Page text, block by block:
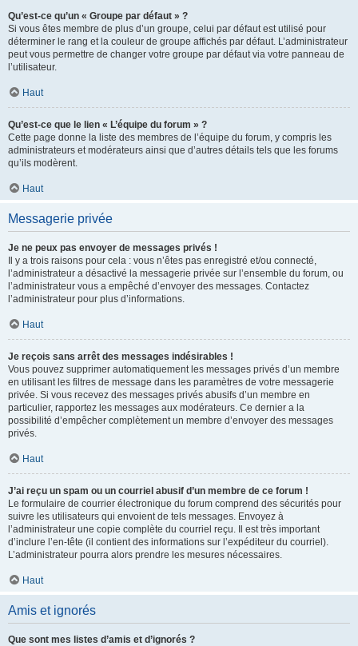
Qu’est-ce qu’un « Groupe par défaut » ?
Si vous êtes membre de plus d’un groupe, celui par défaut est utilisé pour
déterminer le rang et la couleur de groupe affichés par défaut. L’administrateur
peut vous permettre de changer votre groupe par défaut via votre panneau de
l’utilisateur.
Haut
Qu’est-ce que le lien « L’équipe du forum » ?
Cette page donne la liste des membres de l’équipe du forum, y compris les
administrateurs et modérateurs ainsi que d’autres détails tels que les forums
qu’ils modèrent.
Haut
Messagerie privée
Je ne peux pas envoyer de messages privés !
Il y a trois raisons pour cela : vous n’êtes pas enregistré et/ou connecté,
l’administrateur a désactivé la messagerie privée sur l’ensemble du forum, ou
l’administrateur vous a empêché d’envoyer des messages. Contactez
l’administrateur pour plus d’informations.
Haut
Je reçois sans arrêt des messages indésirables !
Vous pouvez supprimer automatiquement les messages privés d’un membre
en utilisant les filtres de message dans les paramètres de votre messagerie
privée. Si vous recevez des messages privés abusifs d’un membre en
particulier, rapportez les messages aux modérateurs. Ce dernier a la
possibilité d’empêcher complètement un membre d’envoyer des messages
privés.
Haut
J’ai reçu un spam ou un courriel abusif d’un membre de ce forum !
Le formulaire de courrier électronique du forum comprend des sécurités pour
suivre les utilisateurs qui envoient de tels messages. Envoyez à
l’administrateur une copie complète du courriel reçu. Il est très important
d’inclure l’en-tête (il contient des informations sur l’expéditeur du courriel).
L’administrateur pourra alors prendre les mesures nécessaires.
Haut
Amis et ignorés
Que sont mes listes d’amis et d’ignorés ?